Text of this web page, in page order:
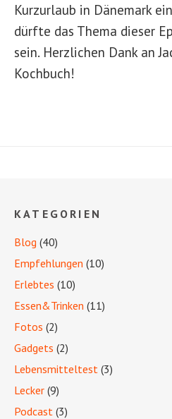
Kurzurlaub in Dänemark
dürfte das Thema dieser
sein. Herzlichen Dank an
Kochbuch!
KATEGORIEN
Blog (40)
Empfehlungen (10)
Erlebtes (10)
Essen&Trinken (11)
Fotos (2)
Gadgets (2)
Lebensmitteltest (3)
Lecker (9)
Podcast (3)